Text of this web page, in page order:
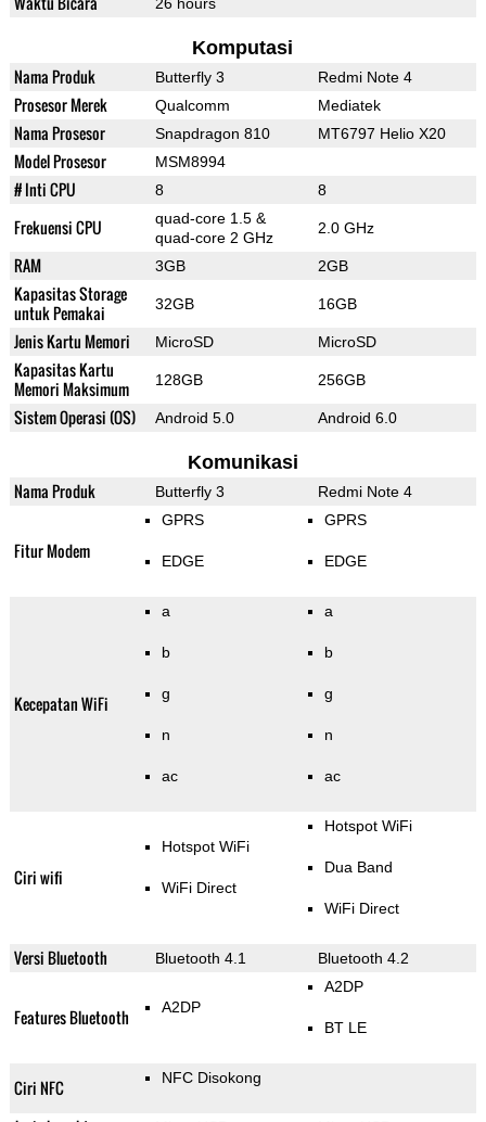
Komputasi
Nama Produk Butterfly 3 Redmi Note 4
Prosesor Merek Qualcomm Mediatek
Nama Prosesor Snapdragon 810 MT6797 Helio X20
Model Prosesor MSM8994
# Inti CPU 8 8
Frekuensi CPU
quad-core 1.5 &
quad-core 2 GHz
2.0 GHz
RAM 3GB 2GB
Kapasitas Storage
untuk Pemakai
32GB 16GB
Jenis Kartu Memori MicroSD MicroSD
Kapasitas Kartu
Memori Maksimum
128GB 256GB
Sistem Operasi (OS) Android 5.0 Android 6.0
Komunikasi
Nama Produk Butterfly 3 Redmi Note 4
Fitur Modem
GPRS
EDGE
GPRS
EDGE
Kecepatan WiFi
a
b
g
n
ac
a
b
g
n
ac
Ciri wifi
Hotspot WiFi
WiFi Direct
Hotspot WiFi
Dua Band
WiFi Direct
Versi Bluetooth Bluetooth 4.1 Bluetooth 4.2
Features Bluetooth A2DP
A2DP
BT LE
Ciri NFC NFC Disokong